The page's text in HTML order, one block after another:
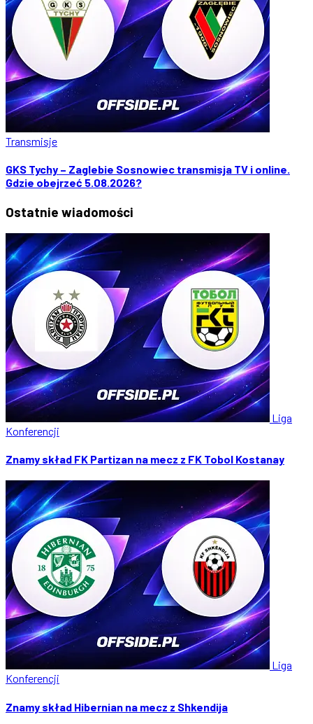
Transmisje
GKS Tychy – Zaglebie Sosnowiec transmisja TV i online.
Gdzie obejrzeć 5.08.2026?
Ostatnie wiadomości
Liga
Konferencji
Znamy skład FK Partizan na mecz z FK Tobol Kostanay
Liga
Konferencji
Znamy skład Hibernian na mecz z Shkendija